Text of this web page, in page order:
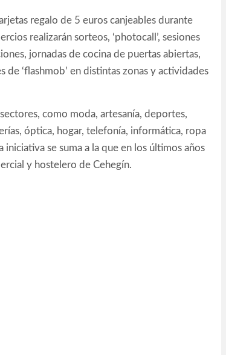
regalo de 5 euros canjeables durante
realizarán sorteos, ‘photocall’, sesiones
jornadas de cocina de puertas abiertas,
de ‘flashmob’ en distintas zonas y actividades
como moda, artesanía, deportes,
óptica, hogar, telefonía, informática, ropa
se suma a la que en los últimos años
y hostelero de Cehegín.